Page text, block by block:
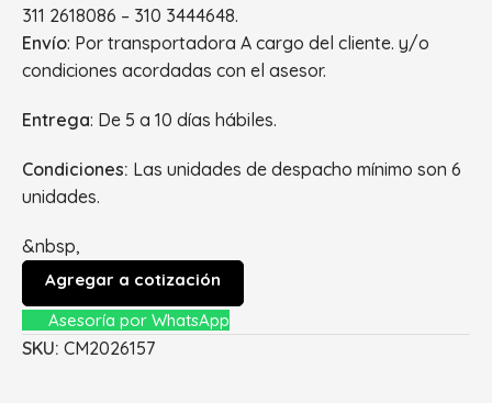
311 2618086 – 310 3444648.
Envío: Por transportadora A cargo del cliente. y/o
condiciones acordadas con el asesor.
Entrega: De 5 a 10 días hábiles.
Condiciones: Las unidades de despacho mínimo son 6
unidades.
&nbsp,
Agregar a cotización
Asesoría por WhatsApp
SKU: CM2026157